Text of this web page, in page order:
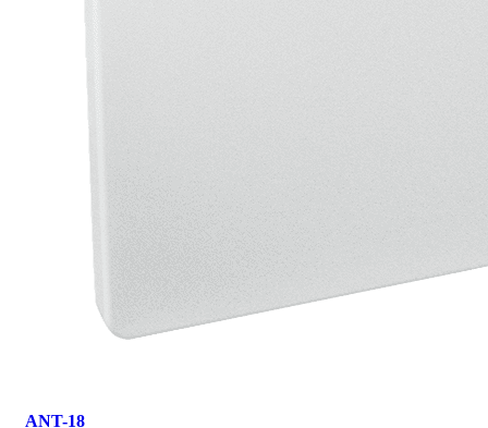
ANT-18